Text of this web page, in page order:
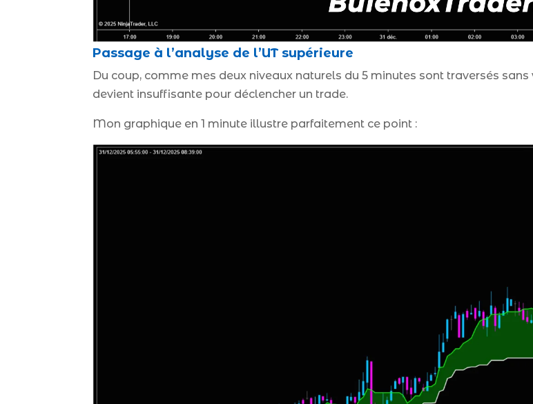
Passage à l’analyse de l’UT supérieure
Du coup, comme mes deux niveaux naturels du 5 minutes sont traversés
devient insuffisante pour déclencher un trade.
Mon graphique en 1 minute illustre parfaitement ce point :